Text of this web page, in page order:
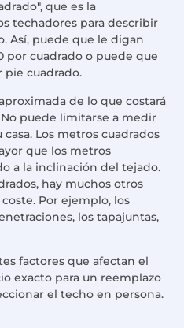
que es la
techadores para describir
Así, puede que le digan
por cuadrado o puede que
pie cuadrado.
de lo que costará
puede limitarse a medir
Los metros cuadrados
que los metros
a la inclinación del tejado.
hay muchos otros
Por ejemplo, los
los tapajuntas,
factores que afectan el
exacto para un reemplazo
el techo en persona.